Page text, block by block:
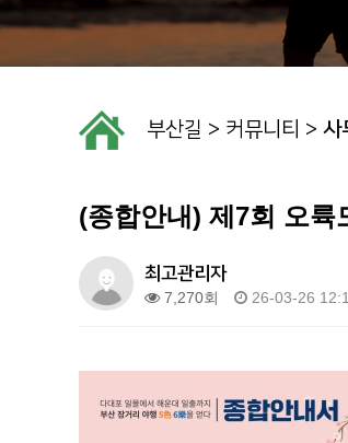
부산길 > 커뮤니티 > 사
(종합안내) 제7회 오륙
최고관리자
7,270회 26-03-26